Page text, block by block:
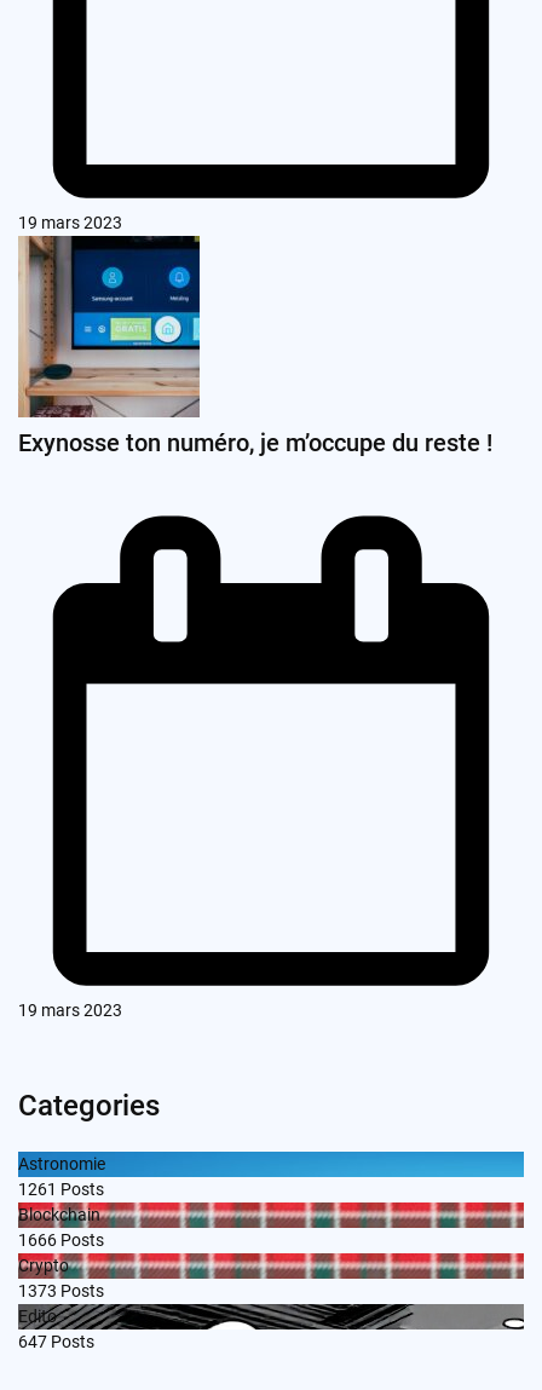
19 mars 2023
Exynosse ton numéro, je m’occupe du reste !
19 mars 2023
Categories
Astronomie
1261 Posts
Blockchain
1666 Posts
Crypto
1373 Posts
Edito
647 Posts